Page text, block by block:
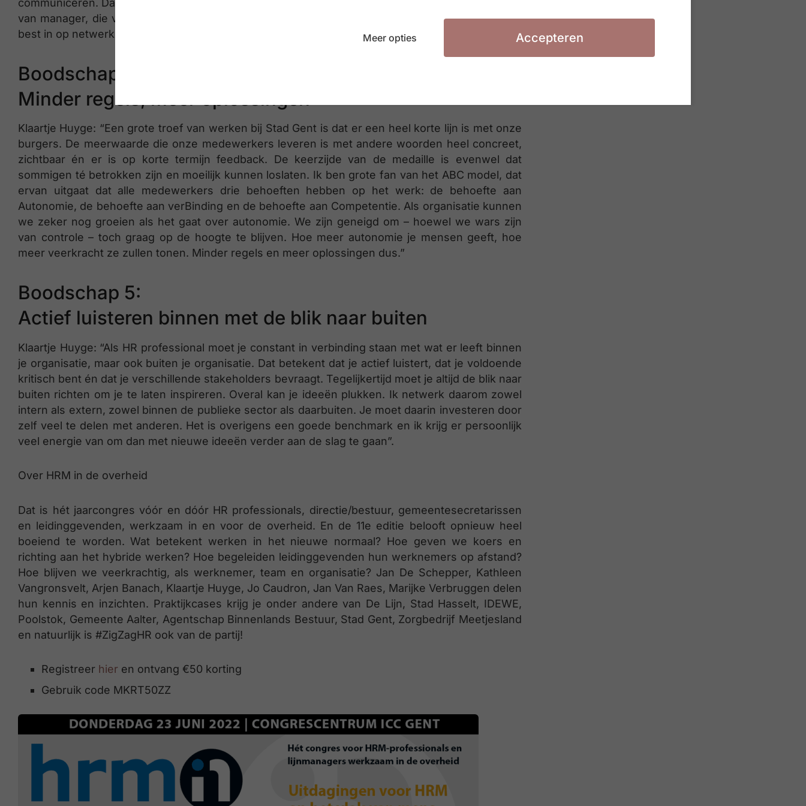
communiceren. Daarnaast blijven de vier rollen van de leidinggevende ook vandaag overeind: die
van manager, die van leider, die van coach én die van netwerker. Ook als HR professional zet je
best in op netwerken, zowel intern als extern, zowel binnen als buiten HR.
Boodschap 4:
Minder regels, meer oplossingen
Klaartje Huyge: “Een grote troef van werken bij Stad Gent is dat er een heel korte lijn is met onze
burgers. De meerwaarde die onze medewerkers leveren is met andere woorden heel concreet,
zichtbaar én er is op korte termijn feedback. De keerzijde van de medaille is evenwel dat
sommigen té betrokken zijn en moeilijk kunnen loslaten. Ik ben grote fan van het ABC model, dat
ervan uitgaat dat alle medewerkers drie behoeften hebben op het werk: de behoefte aan
Autonomie, de behoefte aan verBinding en de behoefte aan Competentie. Als organisatie kunnen
we zeker nog groeien als het gaat over autonomie. We zijn geneigd om – hoewel we wars zijn
van controle – toch graag op de hoogte te blijven. Hoe meer autonomie je mensen geeft, hoe
meer veerkracht ze zullen tonen. Minder regels en meer oplossingen dus.”
Boodschap 5:
Actief luisteren binnen met de blik naar buiten
Klaartje Huyge: “Als HR professional moet je constant in verbinding staan met wat er leeft binnen
je organisatie, maar ook buiten je organisatie. Dat betekent dat je actief luistert, dat je voldoende
kritisch bent én dat je verschillende stakeholders bevraagt. Tegelijkertijd moet je altijd de blik naar
buiten richten om je te laten inspireren. Overal kan je ideeën plukken. Ik netwerk daarom zowel
intern als extern, zowel binnen de publieke sector als daarbuiten. Je moet daarin investeren door
zelf veel te delen met anderen. Het is overigens een goede benchmark en ik krijg er persoonlijk
veel energie van om dan met nieuwe ideeën verder aan de slag te gaan”.
Over HRM in de overheid
Dat is hét jaarcongres vóór en dóór HR professionals, directie/bestuur, gemeentesecretarissen
en leidinggevenden, werkzaam in en voor de overheid. En de 11e editie belooft opnieuw heel
boeiend te worden. Wat betekent werken in het nieuwe normaal? Hoe geven we koers en
richting aan het hybride werken? Hoe begeleiden leidinggevenden hun werknemers op afstand?
Hoe blijven we veerkrachtig, als werknemer, team en organisatie? Jan De Schepper, Kathleen
Vangronsvelt, Arjen Banach, Klaartje Huyge, Jo Caudron, Jan Van Raes, Marijke Verbruggen delen
hun kennis en inzichten. Praktijkcases krijg je onder andere van De Lijn, Stad Hasselt, IDEWE,
Poolstok, Gemeente Aalter, Agentschap Binnenlands Bestuur, Stad Gent, Zorgbedrijf Meetjesland
en natuurlijk is #ZigZagHR ook van de partij!
Registreer hier en ontvang €50 korting
Gebruik code MKRT50ZZ
Meer opties Accepteren